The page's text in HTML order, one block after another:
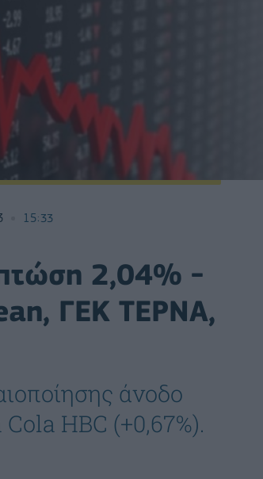
15:33
πτώση 2,04% -
ΓΕΚ ΤΕΡΝΑ,
άνοδο
HBC (+0,67%).